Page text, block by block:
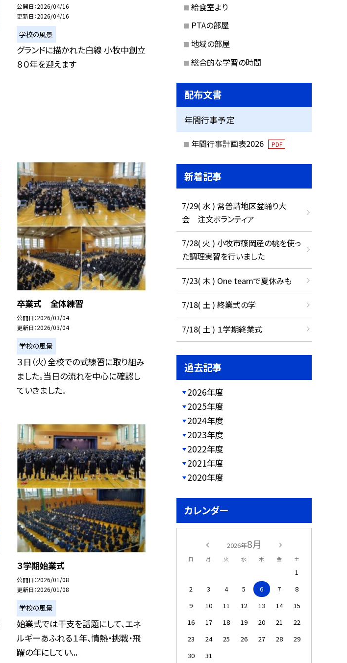
公開日 2026/04/16
更新日 2026/04/16
学校の風景
グランドに描かれた白線 小牧中創立
８０年を迎えます
卒業式 全体練習
公開日 2026/03/04
更新日 2026/03/04
学校の風景
３日（火）全校での式練習に取り組み
ました。当日の流れを中心に確認し
ていきました。
３学期始業式
公開日 2026/01/08
更新日 2026/01/08
学校の風景
始業式では干支を話題にして、エネ
ルギーあふれる１年、情熱・挑戦・飛
躍の年にしてい...
給食室より
PTAの部屋
地域の部屋
総合的な学習の時間
配布文書
年間行事予定
年間行事計画表2026 PDF
新着記事
7/29( 水 ) 常普請地区盆踊り大
会 注文ボランティア
7/28( 火 ) 小牧市篠岡産の桃を使っ
た調理実習を行いました
7/23( 木 ) One teamで夏休みも
7/18( 土 ) 終業式の学
7/18( 土 ) １学期終業式
過去記事
2026年度
2025年度
2024年度
2023年度
2022年度
2021年度
2020年度
カレンダー
2026年8月
日 月 火 水 木 金 土
1
2
3 4 5 6 7
8
9
10 11 12 13 14
15
16
17 18 19 20 21
22
23
24 25 26 27 28
29
30
31